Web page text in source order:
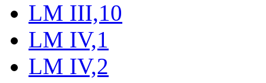
LM III,10
LM IV,1
LM IV,2